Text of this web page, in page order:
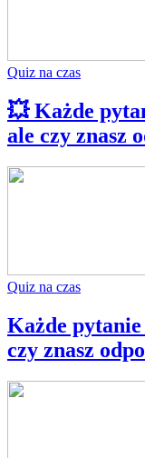
Quiz na czas
💥 Każde
ale czy znasz
Quiz na czas
Każde
czy znasz